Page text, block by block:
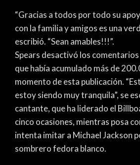
“Gracias a todos por todo su
con la familia y amigos es una
escribió. “Sean amables!!!”.
Spears desactivó los comentarios
que había acumulado más de
momento de esta publicación.
estoy siendo muy tranquila”, se
cantante, que ha liderado el
cinco ocasiones, mientras posa
intenta imitar a Michael Jackson
sombrero fedora blanco.